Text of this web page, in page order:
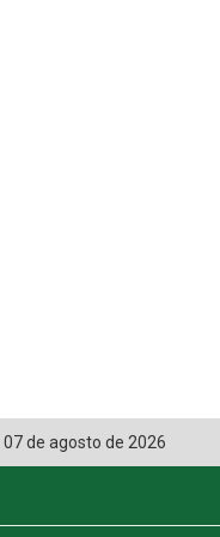
07 de agosto de 2026